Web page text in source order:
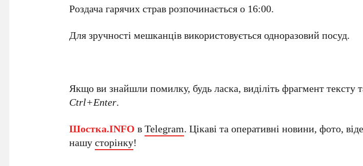
Роздача гарячих страв розпочинається о 16:00.
Для зручності мешканців використовується одноразовий посуд.
Якщо ви знайшли помилку, будь ласка, виділіть фрагмент тексту
Ctrl+Enter.
Шостка.INFO вTelegram. Цікаві та оперативні новини, фото,
нашусторінку!